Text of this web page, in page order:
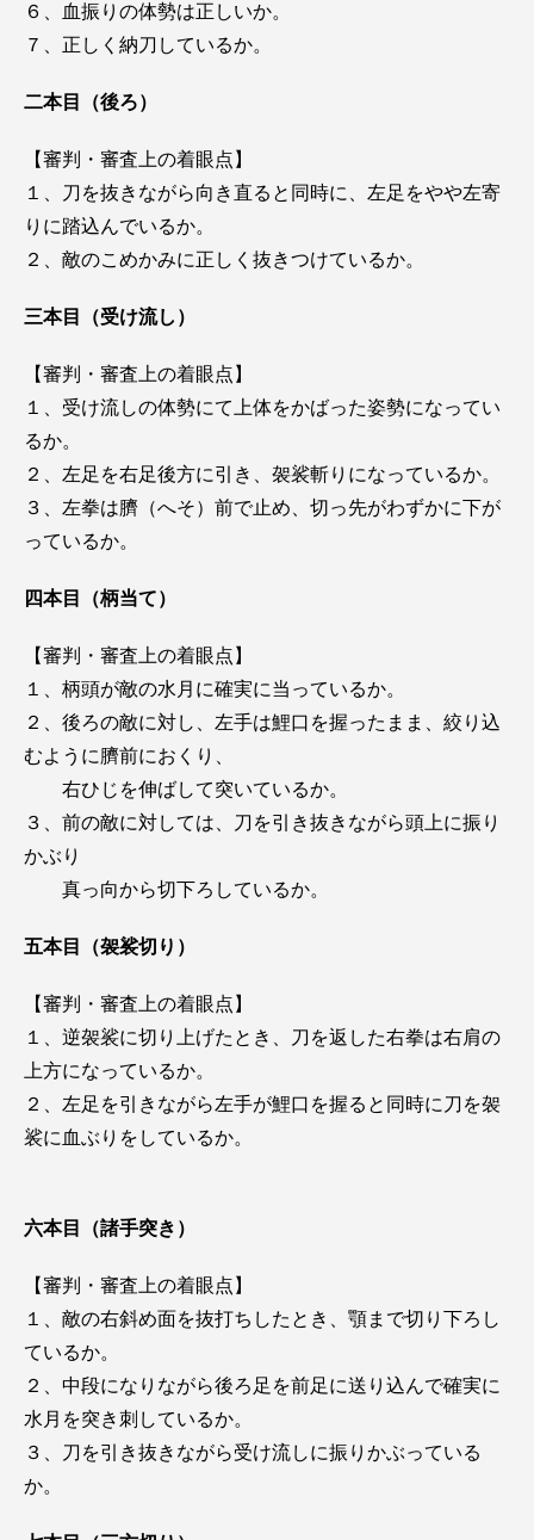
６、血振りの体勢は正しいか。
７、正しく納刀しているか。
二本目（後ろ）
【審判・審査上の着眼点】
１、刀を抜きながら向き直ると同時に、左足をやや左寄
りに踏込んでいるか。
２、敵のこめかみに正しく抜きつけているか。
三本目（受け流し）
【審判・審査上の着眼点】
１、受け流しの体勢にて上体をかばった姿勢になってい
るか。
２、左足を右足後方に引き、袈裟斬りになっているか。
３、左拳は臍（へそ）前で止め、切っ先がわずかに下が
っているか。
四本目（柄当て）
【審判・審査上の着眼点】
１、柄頭が敵の水月に確実に当っているか。
２、後ろの敵に対し、左手は鯉口を握ったまま、絞り込
むように臍前におくり、
右ひじを伸ばして突いているか。
３、前の敵に対しては、刀を引き抜きながら頭上に振り
かぶり
真っ向から切下ろしているか。
五本目（袈裟切り）
【審判・審査上の着眼点】
１、逆袈裟に切り上げたとき、刀を返した右拳は右肩の
上方になっているか。
２、左足を引きながら左手が鯉口を握ると同時に刀を袈
裟に血ぶりをしているか。
六本目（諸手突き）
【審判・審査上の着眼点】
１、敵の右斜め面を抜打ちしたとき、顎まで切り下ろし
ているか。
２、中段になりながら後ろ足を前足に送り込んで確実に
水月を突き刺しているか。
３、刀を引き抜きながら受け流しに振りかぶっている
か。